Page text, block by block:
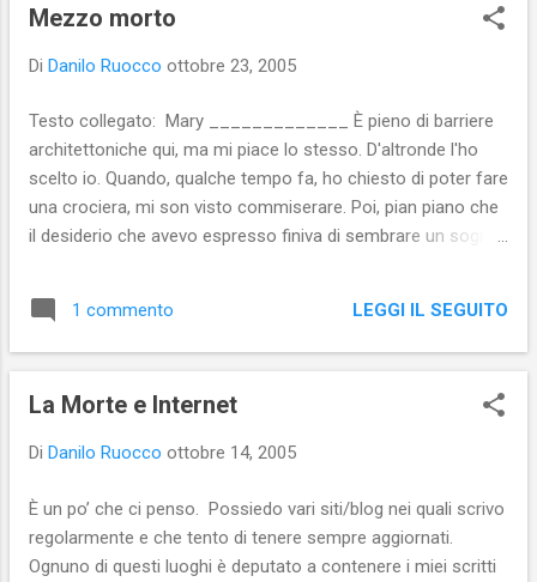
Mezzo morto
Di Danilo Ruocco ottobre 23, 2005
Testo collegato: Mary _____________ È pieno di barriere
architettoniche qui, ma mi piace lo stesso. D'altronde l'ho
scelto io. Quando, qualche tempo fa, ho chiesto di poter fare
una crociera, mi son visto commiserare. Poi, pian piano che
il desiderio che avevo espresso finiva di sembrare un sogno
che, in fondo, una crociera non poteva certo farmi male e
hanno accettato di organizzarmela. E, ora, sono qui, proprio
dove sognavo di essere: a prua a sentire il vento che mi
seduto qui, con una copertina stesa sulle gambe che le
sipario calato su due arti oscenamente immobili).
1 commento LEGGI IL SEGUITO
La Morte e Internet
Di Danilo Ruocco ottobre 14, 2005
È un po’ che ci penso. Possiedo vari siti/blog nei quali scrivo
regolarmente e che tento di tenere sempre aggiornati.
Ognuno di questi luoghi è deputato a contenere i miei scritti